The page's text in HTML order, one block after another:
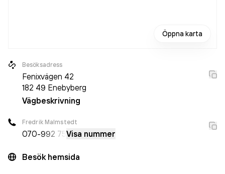
Öppna karta
Besöksadress
Fenixvägen 42
182 49 Enebyberg
Vägbeskrivning
Fredrik Malmstedt
070-992 75 Visa nummer
Besök hemsida